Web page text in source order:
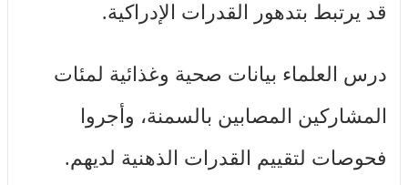
قد يرتبط بتدهور القدرات الإدراكية.
درس العلماء بيانات صحية وغذائية لمئات
المشاركين المصابين بالسمنة، وأجروا
فحوصات لتقييم القدرات الذهنية لديهم.